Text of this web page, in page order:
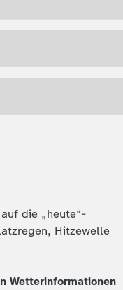
die „heute“-
Hitzewelle
Wetterinformationen